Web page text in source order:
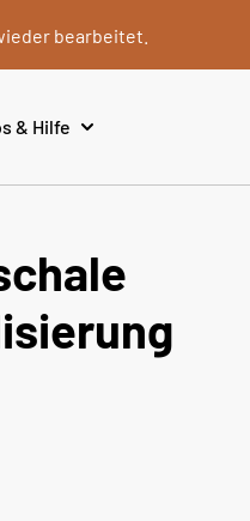
bearbeitet.
& Hilfe